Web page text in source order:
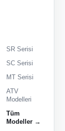
SR Serisi
SC Serisi
MT Serisi
ATV
Modelleri
Tüm
Modeller →